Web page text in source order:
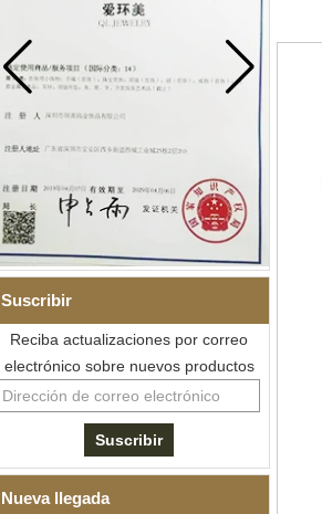
Suscribir
Reciba actualizaciones por correo
electrónico sobre nuevos productos
Nueva llegada
Pulsera de eslabones I de
acero inoxidable 304 de
cerámica con circonita negra
para hombre, cierre
desplegable de doble
empuje 316L, pulsera de
eslabones de terapia con
piedras magnéticas y de
germanio incrustadas